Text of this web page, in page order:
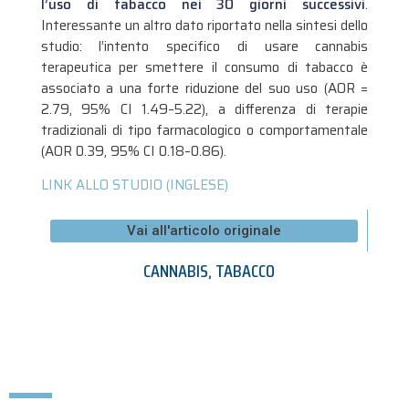
Interessante un altro dato riportato nella sintesi dello
studio: l’intento specifico di usare cannabis
terapeutica per smettere il consumo di tabacco è
associato a una forte riduzione del suo uso (AOR =
2.79, 95% CI 1.49–5.22), a differenza di terapie
tradizionali di tipo farmacologico o comportamentale
(AOR 0.39, 95% CI 0.18–0.86).
LINK ALLO STUDIO (INGLESE)
Vai all'articolo originale
CANNABIS,TABACCO